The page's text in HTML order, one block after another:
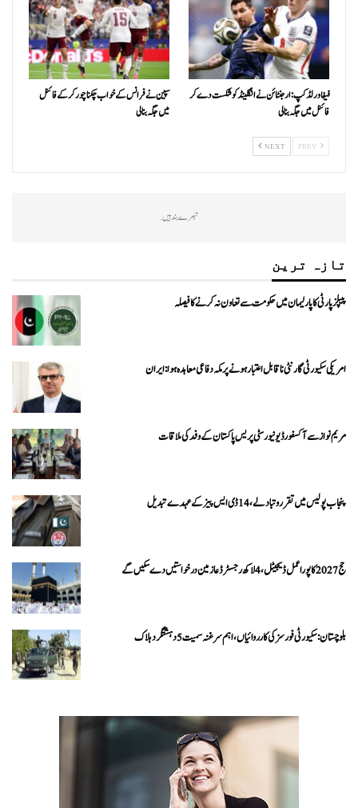
فیفا ورلڈکپ: ارجنٹائن نے انگلینڈ کو شکست دے کر
فائنل میں جگہ بنا لی
سپین نے فرانس کے خواب چکنا چور کر کے فائنل
میں جگہ بنا لی
NEXT
تبصرے بند ہیں.
تازہ ترین
پیپلزپارٹی کا پارلیمان میں حکومت سے تعاون نہ کرنے کا فیصلہ
امریکی سکیورٹی گارنٹی ناقابل اعتبار ہونے پر مکہ دفاعی معاہدہ ہوا: ایران
مریم نواز سے آکسفورڈ یونیورسٹی پریس پاکستان کے وفد کی ملاقات
پنجاب پولیس میں تقرر و تبادلے، 14 ڈی ایس پیز کے عہدے تبدیل
حج 2027 کا پورا عمل ڈیجیٹل، 4 لاکھ رجسٹرڈ عازمین درخواستیں دے سکیں گے
بلوچستان: سکیورٹی فورسز کی کارروائیاں، اہم سرغنہ سمیت 5 دہشتگرد ہلاک